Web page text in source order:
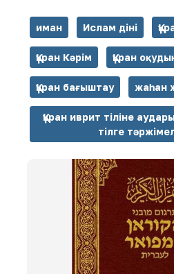
иман Ислам діні
Құран Кәрім Құран
Құран бағыштау жаһан
Құран иврит тіліне
тілге